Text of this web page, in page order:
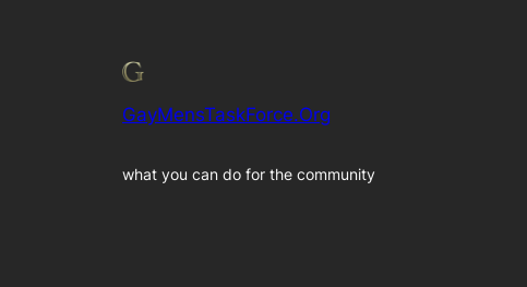
GayMensTaskForce.Org
what you can do for the community